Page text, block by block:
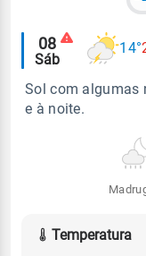
Alertas
08
Sáb
14°
Sol com algumas
e à noite.
Temperatura